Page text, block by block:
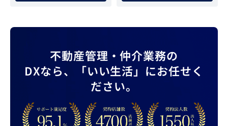
不動産管理・仲介業務の
DXなら、
「いい生活」にお任せく
ださい。